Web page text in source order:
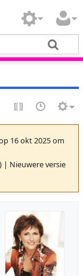
16 okt 2025 om
| Nieuwere versie